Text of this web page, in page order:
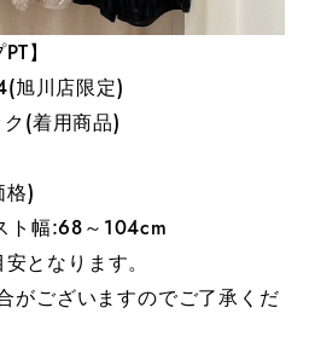
】
旭川店限定)
(着用商品)
)
ト幅:68～104cm
となります。
がございますのでご了承くだ